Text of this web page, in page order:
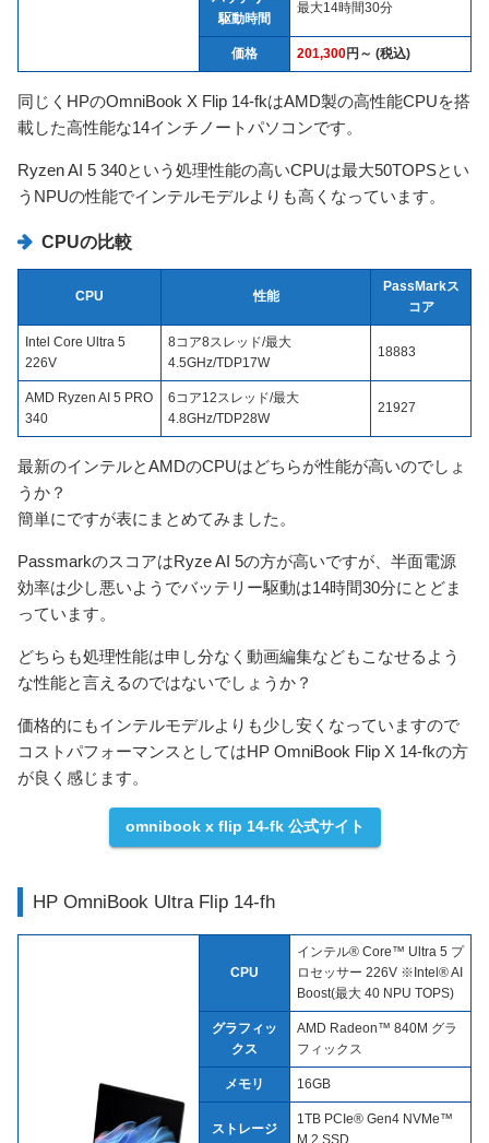
駆動時間
最大14時間30分
価格 201,300円～ (税込)
同じくHPのOmniBook X Flip 14-fkはAMD製の高性能CPUを搭
載した高性能な14インチノートパソコンです。
Ryzen AI 5 340という処理性能の高いCPUは最大50TOPSとい
うNPUの性能でインテルモデルよりも高くなっています。
CPUの比較
CPU 性能
PassMarkス
コア
Intel Core Ultra 5
226V
8コア8スレッド/最大
4.5GHz/TDP17W
18883
AMD Ryzen AI 5 PRO
340
6コア12スレッド/最大
4.8GHz/TDP28W
21927
最新のインテルとAMDのCPUはどちらが性能が高いのでしょ
うか？
簡単にですが表にまとめてみました。
PassmarkのスコアはRyze AI 5の方が高いですが、半面電源
効率は少し悪いようでバッテリー駆動は14時間30分にとどま
っています。
どちらも処理性能は申し分なく動画編集などもこなせるよう
な性能と言えるのではないでしょうか？
価格的にもインテルモデルよりも少し安くなっていますので
コストパフォーマンスとしてはHP OmniBook Flip X 14-fkの方
が良く感じます。
omnibook x flip 14-fk 公式サイト
HP OmniBook Ultra Flip 14-fh
CPU
インテル® Core™ Ultra 5 プ
ロセッサー 226V ※Intel® AI
Boost(最大 40 NPU TOPS)
グラフィッ
クス
AMD Radeon™ 840M グラ
フィックス
メモリ 16GB
ストレージ
1TB PCIe® Gen4 NVMe™
M.2 SSD